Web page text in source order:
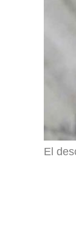
El